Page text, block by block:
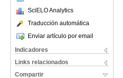
SciELO Analytics
Traducción automática
Enviar artículo por email
Indicadores
Links relacionados
Compartir